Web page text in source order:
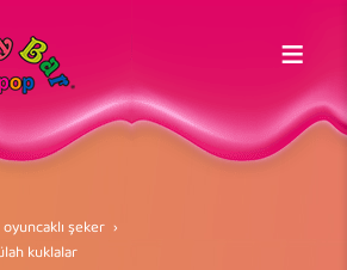
oyuncaklı şeker
kuklalar